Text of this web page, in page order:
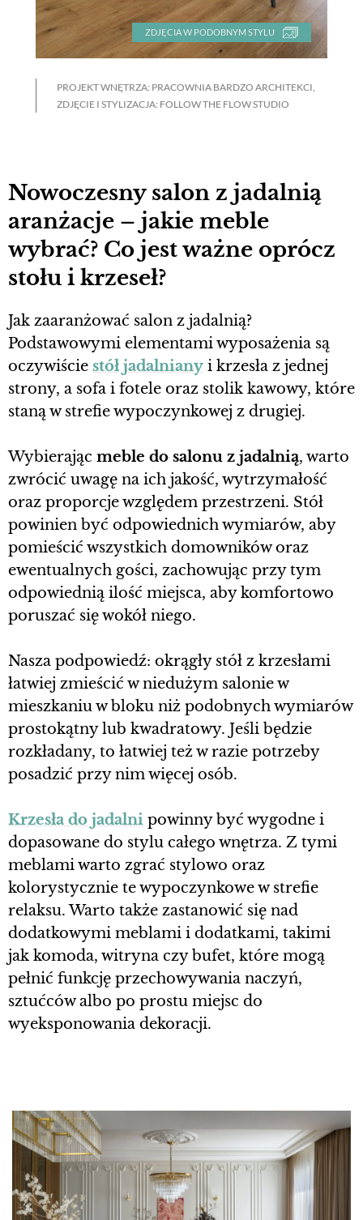
ZDJĘCIA W PODOBNYM STYLU
PROJEKT WNĘTRZA: PRACOWNIA BARDZO ARCHITEKCI,
ZDJĘCIE I STYLIZACJA: FOLLOW THE FLOW STUDIO
Nowoczesny salon z jadalnią
aranżacje – jakie meble
wybrać? Co jest ważne oprócz
stołu i krzeseł?
Jak zaaranżować salon z jadalnią?
Podstawowymi elementami wyposażenia są
oczywiście stół jadalniany i krzesła z jednej
strony, a sofa i fotele oraz stolik kawowy, które
staną w strefie wypoczynkowej z drugiej.
Wybierając meble do salonu z jadalnią, warto
zwrócić uwagę na ich jakość, wytrzymałość
oraz proporcje względem przestrzeni. Stół
powinien być odpowiednich wymiarów, aby
pomieścić wszystkich domowników oraz
ewentualnych gości, zachowując przy tym
odpowiednią ilość miejsca, aby komfortowo
poruszać się wokół niego.
Nasza podpowiedź: okrągły stół z krzesłami
łatwiej zmieścić w niedużym salonie w
mieszkaniu w bloku niż podobnych wymiarów
prostokątny lub kwadratowy. Jeśli będzie
rozkładany, to łatwiej też w razie potrzeby
posadzić przy nim więcej osób.
Krzesła do jadalni powinny być wygodne i
dopasowane do stylu całego wnętrza. Z tymi
meblami warto zgrać stylowo oraz
kolorystycznie te wypoczynkowe w strefie
relaksu. Warto także zastanowić się nad
dodatkowymi meblami i dodatkami, takimi
jak komoda, witryna czy bufet, które mogą
pełnić funkcję przechowywania naczyń,
sztućców albo po prostu miejsc do
wyeksponowania dekoracji.